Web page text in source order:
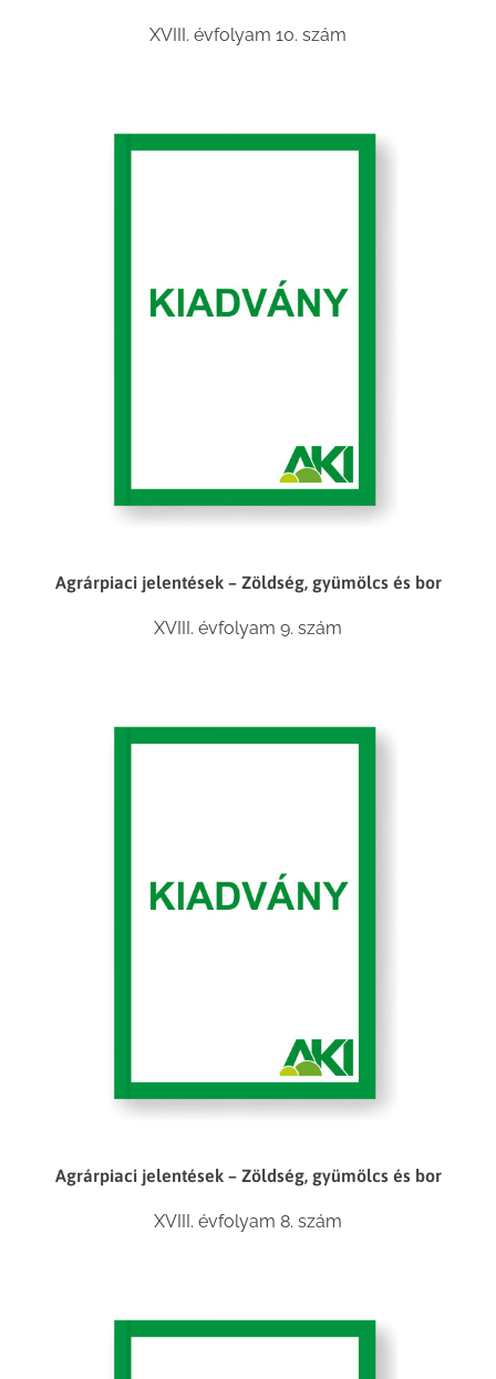
XVIII. évfolyam 10. szám
Agrárpiaci jelentések – Zöldség, gyümölcs és bor
XVIII. évfolyam 9. szám
Agrárpiaci jelentések – Zöldség, gyümölcs és bor
XVIII. évfolyam 8. szám